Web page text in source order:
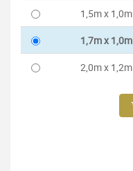
1,5m x 1,0m
1,7m x 1,0m
2,0m x 1,2m